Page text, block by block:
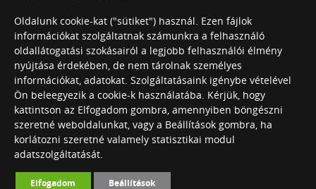
visszavonásig kezelje, a megadott e-mail címemre
hírlevelet küldjön.
Leier City Center Café
Konferenciaterem bérlés
©2026. Leier International. Minden jog
Oldalunk cookie-kat ("sütiket") használ. Ezen fájlok
információkat szolgáltatnak számunkra a felhasználó
oldallátogatási szokásairól a legjobb felhasználói élmény
nyújtása érdekében, de nem tárolnak személyes
információkat, adatokat. Szolgáltatásaink igénybe vételével
Ön beleegyezik a cookie-k használatába. Kérjük, hogy
kattintson az Elfogadom gombra, amennyiben böngészni
szeretné weboldalunkat, vagy a Beállítások gombra, ha
korlátozni szeretné valamely statisztikai modul
adatszolgáltatását.
Elfogadom Beállítások